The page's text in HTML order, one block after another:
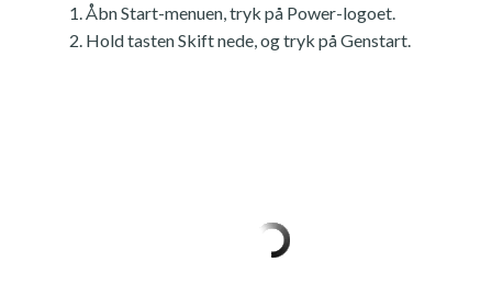
Åbn Start-menuen, tryk på Power-logoet.
Hold tasten Skift nede, og tryk på Genstart.